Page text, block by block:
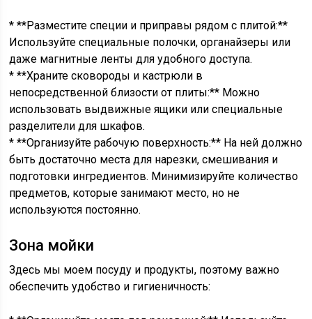
* **Разместите специи и приправы рядом с плитой:**
Используйте специальные полочки, органайзеры или
даже магнитные ленты для удобного доступа.
* **Храните сковороды и кастрюли в
непосредственной близости от плиты:** Можно
использовать выдвижные ящики или специальные
разделители для шкафов.
* **Организуйте рабочую поверхность:** На ней должно
быть достаточно места для нарезки, смешивания и
подготовки ингредиентов. Минимизируйте количество
предметов, которые занимают место, но не
используются постоянно.
Зона мойки
Здесь мы моем посуду и продукты, поэтому важно
обеспечить удобство и гигиеничность: